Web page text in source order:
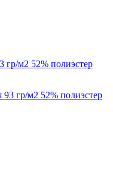
гр/м2 52% полиэстер